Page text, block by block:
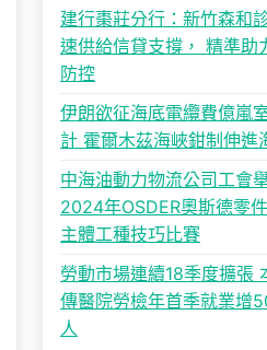
建行棗莊分行：新竹森和
速供給信貸支撐， 精準助
防控
伊朗欲征海底電纜費億嵐
計 霍爾木茲海峽鉗制伸進
中海油動力物流公司工會
2024年OSDER奧斯德零
主體工種技巧比賽
勞動市場連續18季度擴張
傳醫院勞檢年首季就業增
人